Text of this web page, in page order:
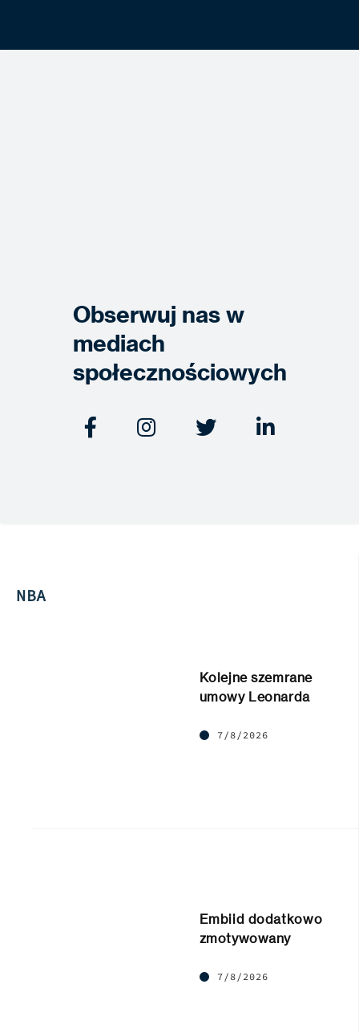
Obserwuj nas w
mediach
społecznościowych
   
NBA
Kolejne szemrane
umowy Leonarda
7/8/2026
Embiid dodatkowo
zmotywowany
7/8/2026